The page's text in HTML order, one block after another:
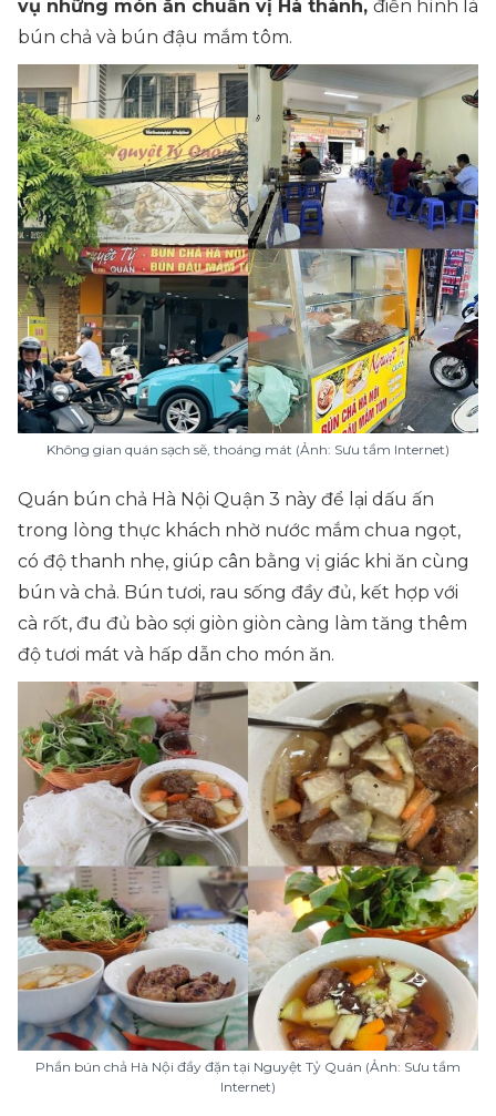
vụ những món ăn chuẩn vị Hà thành, điển hình là
bún chả và bún đậu mắm tôm.
Không gian quán sạch sẽ, thoáng mát (Ảnh: Sưu tầm Internet)
Quán bún chả Hà Nội Quận 3 này để lại dấu ấn
trong lòng thực khách nhờ nước mắm chua ngọt,
có độ thanh nhẹ, giúp cân bằng vị giác khi ăn cùng
bún và chả. Bún tươi, rau sống đầy đủ, kết hợp với
cà rốt, đu đủ bào sợi giòn giòn càng làm tăng thêm
độ tươi mát và hấp dẫn cho món ăn.
Phần bún chả Hà Nội đầy đặn tại Nguyệt Tỷ Quán (Ảnh: Sưu tầm
Internet)